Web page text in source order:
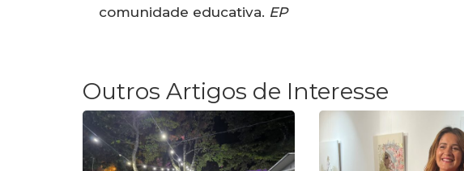
comunidade educativa. EP
Outros Artigos de Interesse